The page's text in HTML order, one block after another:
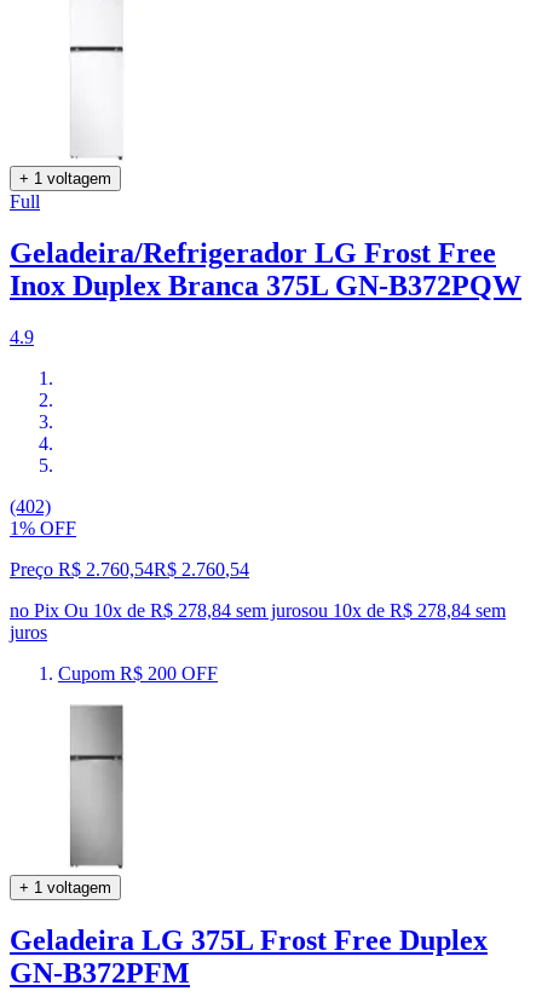
+ 1 voltagem
Full
Geladeira/Refrigerador LG Frost Free
Inox Duplex Branca 375L GN-B372PQW
4.9
(402)
1% OFF
Preço R$ 2.760,54R$ 2.760,54
no Pix Ou 10x de R$ 278,84 sem jurosou 10x de R$ 278,84 sem
juros
Cupom R$ 200 OFF
+ 1 voltagem
Geladeira LG 375L Frost Free Duplex
GN-B372PFM